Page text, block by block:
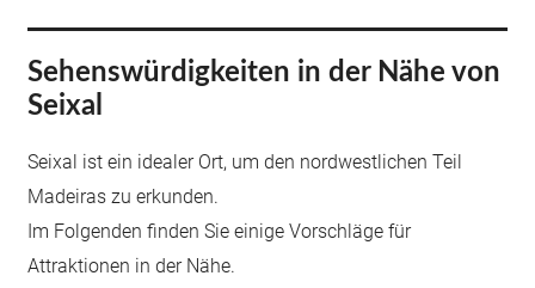
Sehenswürdigkeiten in der Nähe von
Seixal
Seixal ist ein idealer Ort, um den nordwestlichen Teil
Madeiras zu erkunden.
Im Folgenden finden Sie einige Vorschläge für
Attraktionen in der Nähe.